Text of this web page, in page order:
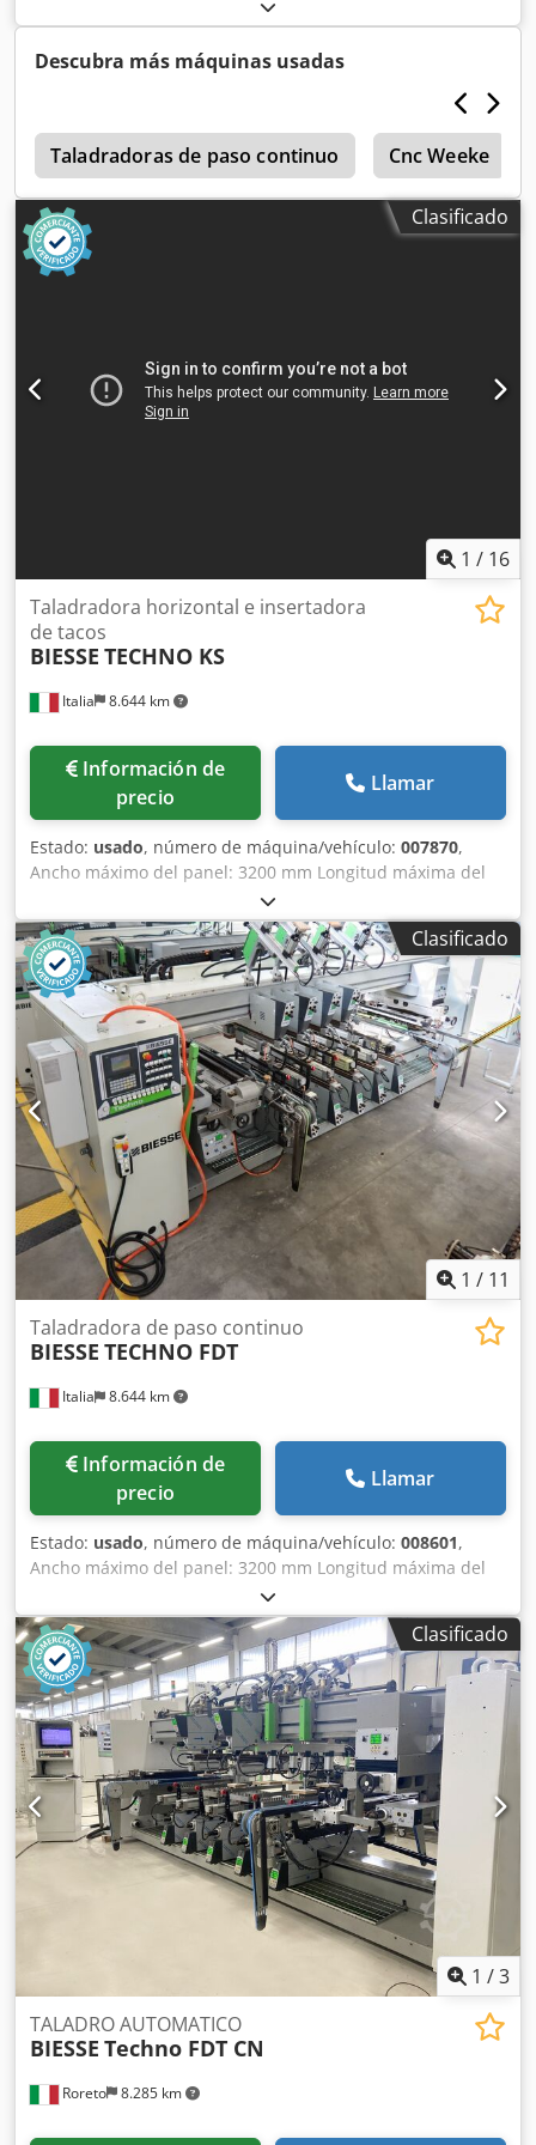
Posicionamiento mediante control NC: sí Grupos laterales
horizontales: sí
Descubra más máquinas usadas
Taladradoras de paso continuo Cnc Weeke
Clasificado
1 / 16
Italia 8.644 km
Taladradora horizontal e insertadora
de tacos
BIESSE TECHNO KS
Información de
precio
Llamar
Estado: usado, número de máquina/vehículo: 007870,
Ancho máximo del panel: 3200 mm Longitud máxima del
panel: 800 mm Número de unidades: 2 Djdpfxowimz Ho
Abieck Número de inyectores: 12
Clasificado
1 / 11
Italia 8.644 km
Taladradora de paso continuo
BIESSE TECHNO FDT
Información de
precio
Llamar
Estado: usado, número de máquina/vehículo: 008601,
Ancho máximo del panel: 3200 mm Longitud máxima del
panel: 1000 mm Número de unidades: 6 Dcedpszbrnhjfx
Abiok Número de unidades: 4 Grupos horizontales
laterales: sí
Clasificado
1 /3
Roreto 8.285 km
TALADRO AUTOMATICO
BIESSE Techno FDT CN